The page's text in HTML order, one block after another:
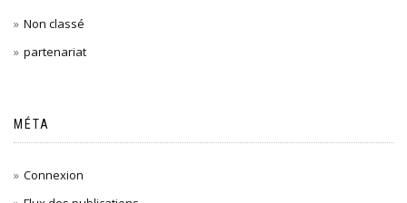
Non classé
partenariat
MÉTA
Connexion